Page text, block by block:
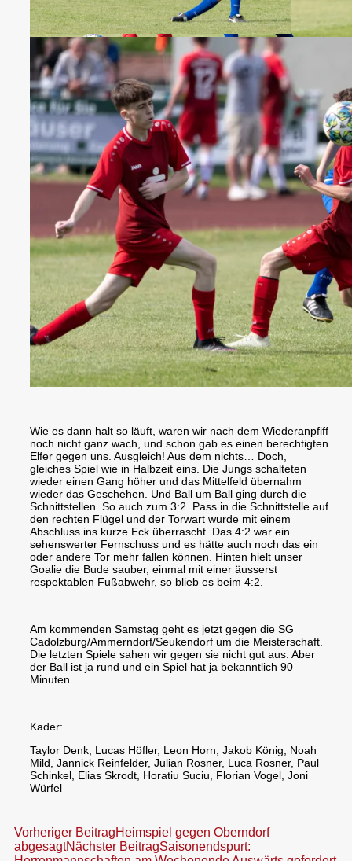
Wie es dann halt so läuft, waren wir nach dem Wiederanpfiff
noch nicht ganz wach, und schon gab es einen berechtigten
Elfer gegen uns. Ausgleich! Aus dem nichts… Doch,
gleiches Spiel wie in Halbzeit eins. Die Jungs schalteten
wieder einen Gang höher und das Mittelfeld übernahm
wieder das Geschehen. Und Ball um Ball ging durch die
Schnittstellen. So auch zum 3:2. Pass in die Schnittstelle auf
den rechten Flügel und der Torwart wurde mit einem
Abschluss ins kurze Eck überrascht. Das 4:2 war ein
sehenswerter Fernschuss und es hätte auch noch das ein
oder andere Tor mehr fallen können. Hinten hielt unser
Goalie die Bude sauber, einmal mit einer äusserst
respektablen Fußabwehr, so blieb es beim 4:2.
Am kommenden Samstag geht es jetzt gegen die SG
Cadolzburg/Ammerndorf/Seukendorf um die Meisterschaft.
Die letzten Spiele sahen wir gegen sie nicht gut aus. Aber
der Ball ist ja rund und ein Spiel hat ja bekanntlich 90
Minuten.
Kader:
Taylor Denk, Lucas Höfler, Leon Horn, Jakob König, Noah
Mild, Jannick Reinfelder, Julian Rosner, Luca Rosner, Paul
Schinkel, Elias Skrodt, Horatiu Suciu, Florian Vogel, Joni
Würfel
Beitragsnavigation
Vorheriger BeitragHeimspiel gegen Oberndorf
abgesagtNächster BeitragSaisonendspurt: